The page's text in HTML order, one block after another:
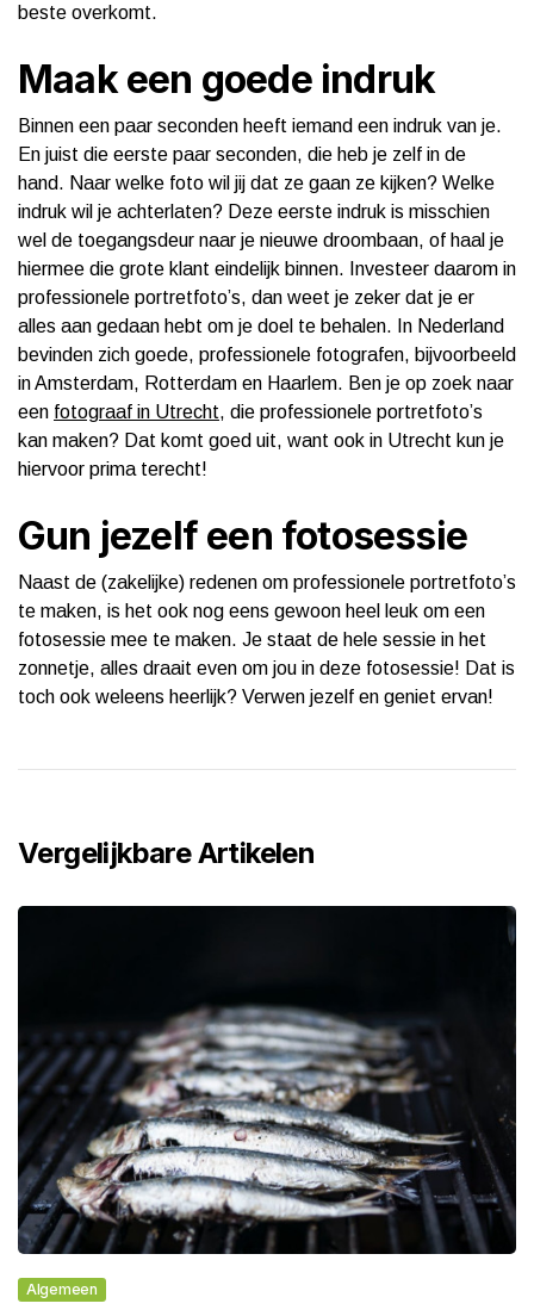
beste overkomt.
Maak een goede indruk
Binnen een paar seconden heeft iemand een indruk van je.
En juist die eerste paar seconden, die heb je zelf in de
hand. Naar welke foto wil jij dat ze gaan ze kijken? Welke
indruk wil je achterlaten? Deze eerste indruk is misschien
wel de toegangsdeur naar je nieuwe droombaan, of haal je
hiermee die grote klant eindelijk binnen. Investeer daarom in
professionele portretfoto’s, dan weet je zeker dat je er
alles aan gedaan hebt om je doel te behalen. In Nederland
bevinden zich goede, professionele fotografen, bijvoorbeeld
in Amsterdam, Rotterdam en Haarlem. Ben je op zoek naar
een fotograaf in Utrecht, die professionele portretfoto’s
kan maken? Dat komt goed uit, want ook in Utrecht kun je
hiervoor prima terecht!
Gun jezelf een fotosessie
Naast de (zakelijke) redenen om professionele portretfoto’s
te maken, is het ook nog eens gewoon heel leuk om een
fotosessie mee te maken. Je staat de hele sessie in het
zonnetje, alles draait even om jou in deze fotosessie! Dat is
toch ook weleens heerlijk? Verwen jezelf en geniet ervan!
Vergelijkbare Artikelen
Algemeen